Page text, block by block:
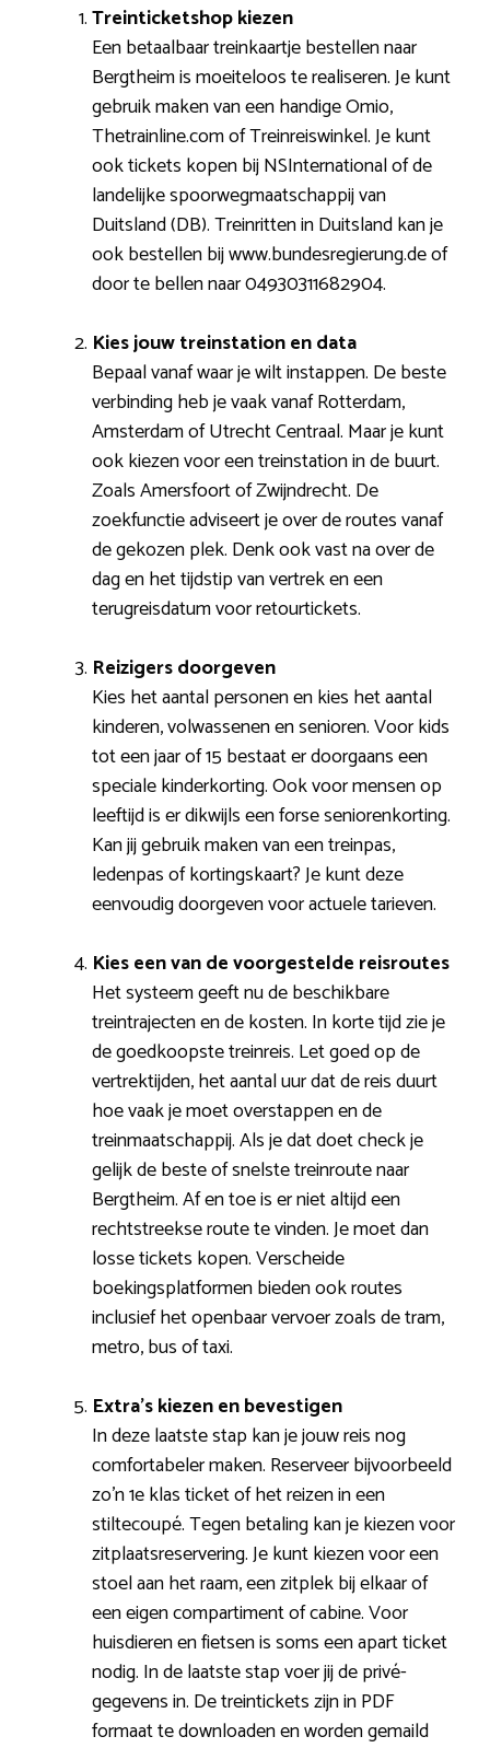
Treinticketshop kiezen
Een betaalbaar treinkaartje bestellen naar
Bergtheim is moeiteloos te realiseren. Je kunt
gebruik maken van een handige Omio,
Thetrainline.com of Treinreiswinkel. Je kunt
ook tickets kopen bij NSInternational of de
landelijke spoorwegmaatschappij van
Duitsland (DB). Treinritten in Duitsland kan je
ook bestellen bij www.bundesregierung.de of
door te bellen naar 04930311682904.
Kies jouw treinstation en data
Bepaal vanaf waar je wilt instappen. De beste
verbinding heb je vaak vanaf Rotterdam,
Amsterdam of Utrecht Centraal. Maar je kunt
ook kiezen voor een treinstation in de buurt.
Zoals Amersfoort of Zwijndrecht. De
zoekfunctie adviseert je over de routes vanaf
de gekozen plek. Denk ook vast na over de
dag en het tijdstip van vertrek en een
terugreisdatum voor retourtickets.
Reizigers doorgeven
Kies het aantal personen en kies het aantal
kinderen, volwassenen en senioren. Voor kids
tot een jaar of 15 bestaat er doorgaans een
speciale kinderkorting. Ook voor mensen op
leeftijd is er dikwijls een forse seniorenkorting.
Kan jij gebruik maken van een treinpas,
ledenpas of kortingskaart? Je kunt deze
eenvoudig doorgeven voor actuele tarieven.
Kies een van de voorgestelde reisroutes
Het systeem geeft nu de beschikbare
treintrajecten en de kosten. In korte tijd zie je
de goedkoopste treinreis. Let goed op de
vertrektijden, het aantal uur dat de reis duurt
hoe vaak je moet overstappen en de
treinmaatschappij. Als je dat doet check je
gelijk de beste of snelste treinroute naar
Bergtheim. Af en toe is er niet altijd een
rechtstreekse route te vinden. Je moet dan
losse tickets kopen. Verscheide
boekingsplatformen bieden ook routes
inclusief het openbaar vervoer zoals de tram,
metro, bus of taxi.
Extra’s kiezen en bevestigen
In deze laatste stap kan je jouw reis nog
comfortabeler maken. Reserveer bijvoorbeeld
zo’n 1e klas ticket of het reizen in een
stiltecoupé. Tegen betaling kan je kiezen voor
zitplaatsreservering. Je kunt kiezen voor een
stoel aan het raam, een zitplek bij elkaar of
een eigen compartiment of cabine. Voor
huisdieren en fietsen is soms een apart ticket
nodig. In de laatste stap voer jij de privé-
gegevens in. De treintickets zijn in PDF
formaat te downloaden en worden gemaild